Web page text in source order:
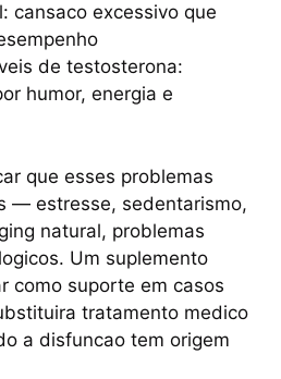
cansaco excessivo que
de testosterona:
humor, energia e
que esses problemas
— estresse, sedentarismo,
natural, problemas
Um suplemento
como suporte em casos
tratamento medico
a disfuncao tem origem